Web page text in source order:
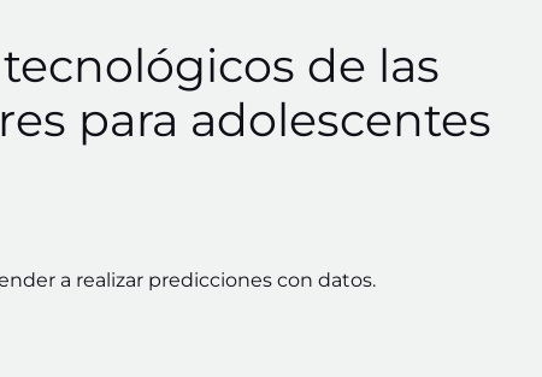
de las
para adolescentes
a realizar predicciones con datos.